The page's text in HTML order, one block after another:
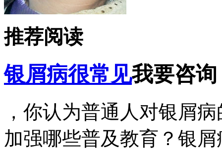
推荐阅读
银屑病很常见我要咨询
，你认为普通人对银屑
加强哪些普及教育？银